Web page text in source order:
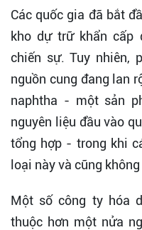
Các quốc gia đã bắt
kho dự trữ khẩn cấp
chiến sự. Tuy nhiên,
nguồn cung đang lan
naphtha - một sản
nguyên liệu đầu vào
tổng hợp - trong khi
loại này và cũng
Một số công ty hóa
thuộc hơn một nửa